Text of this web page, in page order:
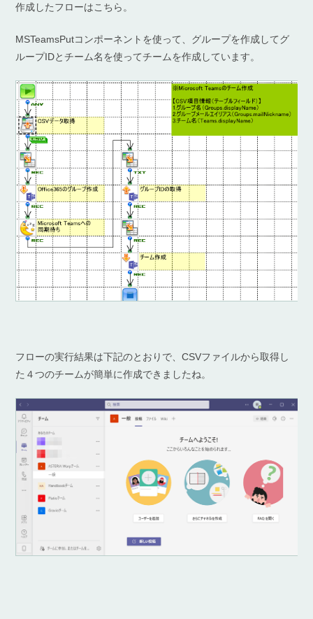
作成したフローはこちら。
MSTeamsPutコンポーネントを使って、グループを作成してグ
ループIDとチーム名を使ってチームを作成しています。
フローの実行結果は下記のとおりで、CSVファイルから取得し
た４つのチームが簡単に作成できましたね。